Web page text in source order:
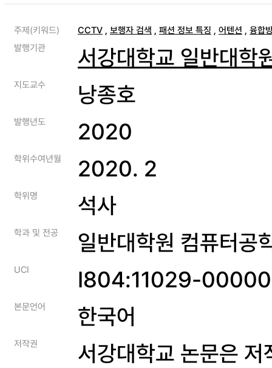
주제(키워드) CCTV , 보행자 검색 , 패션 정보 특징 , 어텐션 , 융합
발행기관
서강대학교 일반대학
지도교수 낭종호
발행년도 2020
학위수여년월 2020. 2
학위명 석사
학과 및 전공 일반대학원 컴퓨터공
UCI I804:11029-
본문언어 한국어
저작권 서강대학교 논문은